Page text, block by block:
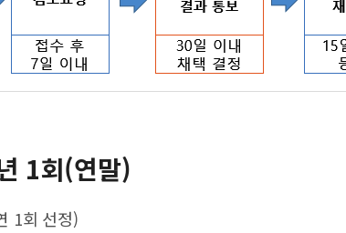
1회(연말)
1회 선정)